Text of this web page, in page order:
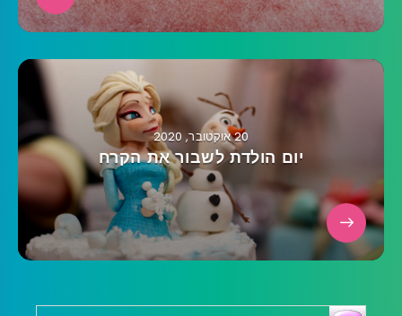
20 אוקטובר, 2020
יום הולדת לשבור את הקרח